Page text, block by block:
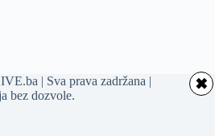
| Sva prava zadržana |
bez dozvole.
✖